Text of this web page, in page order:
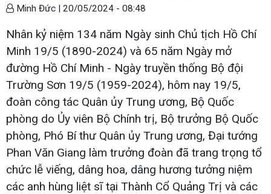
Minh Đức | 20/05/2024 - 08:48
Nhân kỷ niệm 134 năm Ngày sinh Chủ tịch Hồ Chí
Minh 19/5 (1890-2024) và 65 năm Ngày mở
đường Hồ Chí Minh - Ngày truyền thống Bộ đội
Trường Sơn 19/5 (1959-2024), hôm nay 19/5,
đoàn công tác Quân ủy Trung ương, Bộ Quốc
phòng do Ủy viên Bộ Chính trị, Bộ trưởng Bộ Quốc
phòng, Phó Bí thư Quân ủy Trung ương, Đại tướng
Phan Văn Giang làm trưởng đoàn đã trang trọng tổ
chức lễ viếng, dâng hoa, dâng hương tưởng niệm
các anh hùng liệt sĩ tại Thành Cổ Quảng Trị và các